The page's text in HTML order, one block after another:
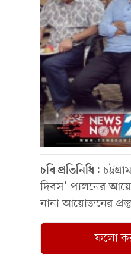
চবিপ্রতিনিধি :
দিবস’ পালনের
নানা আয়োজনের
ফলো